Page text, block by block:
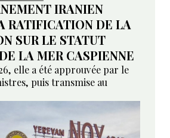
IRANIEN
RATIFICATION DE LA
SUR LE STATUT
LA MER CASPIENNE
elle a été approuvée par le
puis transmise au